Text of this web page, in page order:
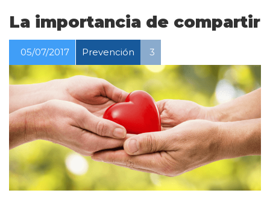
La importancia de compartir
05/07/2017 Prevención 3